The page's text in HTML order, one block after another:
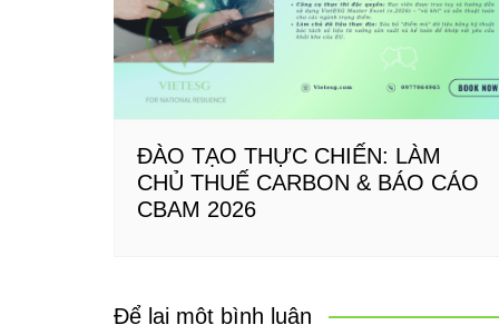
ĐÀO TẠO THỰC CHIẾN: LÀM
CHỦ THUẾ CARBON & BÁO CÁO
CBAM 2026
Để lại một bình luận